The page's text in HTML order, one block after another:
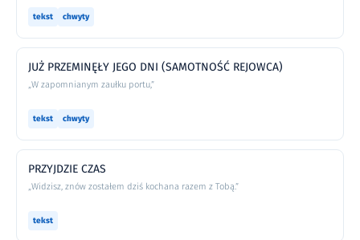
tekst chwyty
JUŻ PRZEMINĘŁY JEGO DNI (SAMOTNOŚĆ REJOWCA)
„W zapomnianym zaułku portu,”
tekst chwyty
PRZYJDZIE CZAS
„Widzisz, znów zostałem dziś kochana razem z Tobą.”
tekst